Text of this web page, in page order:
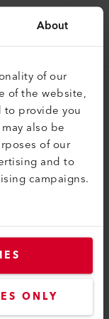
About
of our
of the website,
provide you
also be
of our
and to
campaigns.
ONLY